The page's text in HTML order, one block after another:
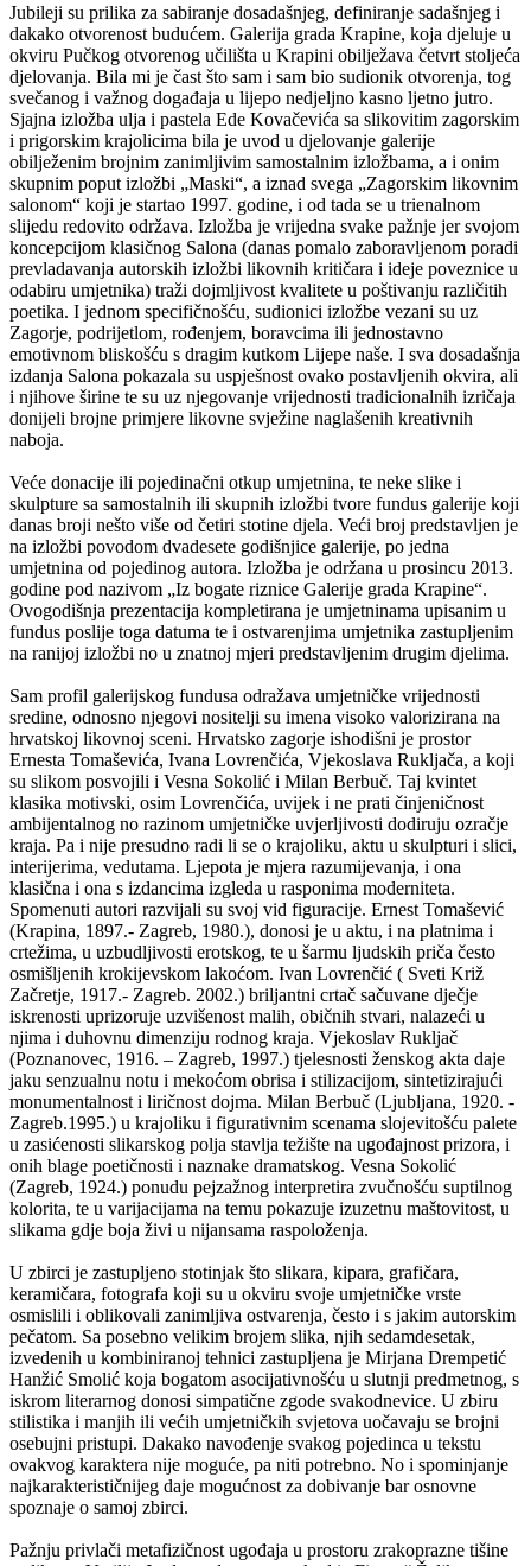
Jubileji su prilika za sabiranje dosadašnjeg, definiranje sadašnjeg i
dakako otvorenost budućem. Galerija grada Krapine, koja djeluje u
okviru Pučkog otvorenog učilišta u Krapini obilježava četvrt stoljeća
djelovanja. Bila mi je čast što sam i sam bio sudionik otvorenja, tog
svečanog i važnog događaja u lijepo nedjeljno kasno ljetno jutro.
Sjajna izložba ulja i pastela Ede Kovačevića sa slikovitim zagorskim
i prigorskim krajolicima bila je uvod u djelovanje galerije
obilježenim brojnim zanimljivim samostalnim izložbama, a i onim
skupnim poput izložbi „Maski“, a iznad svega „Zagorskim likovnim
salonom“ koji je startao 1997. godine, i od tada se u trienalnom
slijedu redovito održava. Izložba je vrijedna svake pažnje jer svojom
koncepcijom klasičnog Salona (danas pomalo zaboravljenom poradi
prevladavanja autorskih izložbi likovnih kritičara i ideje poveznice u
odabiru umjetnika) traži dojmljivost kvalitete u poštivanju različitih
poetika. I jednom specifičnošću, sudionici izložbe vezani su uz
Zagorje, podrijetlom, rođenjem, boravcima ili jednostavno
emotivnom bliskošću s dragim kutkom Lijepe naše. I sva dosadašnja
izdanja Salona pokazala su uspješnost ovako postavljenih okvira, ali
i njihove širine te su uz njegovanje vrijednosti tradicionalnih izričaja
donijeli brojne primjere likovne svježine naglašenih kreativnih
naboja.
Veće donacije ili pojedinačni otkup umjetnina, te neke slike i
skulpture sa samostalnih ili skupnih izložbi tvore fundus galerije koji
danas broji nešto više od četiri stotine djela. Veći broj predstavljen je
na izložbi povodom dvadesete godišnjice galerije, po jedna
umjetnina od pojedinog autora. Izložba je održana u prosincu 2013.
godine pod nazivom „Iz bogate riznice Galerije grada Krapine“.
Ovogodišnja prezentacija kompletirana je umjetninama upisanim u
fundus poslije toga datuma te i ostvarenjima umjetnika zastupljenim
na ranijoj izložbi no u znatnoj mjeri predstavljenim drugim djelima.
Sam profil galerijskog fundusa odražava umjetničke vrijednosti
sredine, odnosno njegovi nositelji su imena visoko valorizirana na
hrvatskoj likovnoj sceni. Hrvatsko zagorje ishodišni je prostor
Ernesta Tomaševića, Ivana Lovrenčića, Vjekoslava Rukljača, a koji
su slikom posvojili i Vesna Sokolić i Milan Berbuč. Taj kvintet
klasika motivski, osim Lovrenčića, uvijek i ne prati činjeničnost
ambijentalnog no razinom umjetničke uvjerljivosti dodiruju ozračje
kraja. Pa i nije presudno radi li se o krajoliku, aktu u skulpturi i slici,
interijerima, vedutama. Ljepota je mjera razumijevanja, i ona
klasična i ona s izdancima izgleda u rasponima moderniteta.
Spomenuti autori razvijali su svoj vid figuracije. Ernest Tomašević
(Krapina, 1897.- Zagreb, 1980.), donosi je u aktu, i na platnima i
crtežima, u uzbudljivosti erotskog, te u šarmu ljudskih priča često
osmišljenih krokijevskom lakoćom. Ivan Lovrenčić ( Sveti Križ
Začretje, 1917.- Zagreb. 2002.) briljantni crtač sačuvane dječje
iskrenosti uprizoruje uzvišenost malih, običnih stvari, nalazeći u
njima i duhovnu dimenziju rodnog kraja. Vjekoslav Rukljač
(Poznanovec, 1916. – Zagreb, 1997.) tjelesnosti ženskog akta daje
jaku senzualnu notu i mekoćom obrisa i stilizacijom, sintetizirajući
monumentalnost i liričnost dojma. Milan Berbuč (Ljubljana, 1920. -
Zagreb.1995.) u krajoliku i figurativnim scenama slojevitošću palete
u zasićenosti slikarskog polja stavlja težište na ugođajnost prizora, i
onih blage poetičnosti i naznake dramatskog. Vesna Sokolić
(Zagreb, 1924.) ponudu pejzažnog interpretira zvučnošću suptilnog
kolorita, te u varijacijama na temu pokazuje izuzetnu maštovitost, u
slikama gdje boja živi u nijansama raspoloženja.
U zbirci je zastupljeno stotinjak što slikara, kipara, grafičara,
keramičara, fotografa koji su u okviru svoje umjetničke vrste
osmislili i oblikovali zanimljiva ostvarenja, često i s jakim autorskim
pečatom. Sa posebno velikim brojem slika, njih sedamdesetak,
izvedenih u kombiniranoj tehnici zastupljena je Mirjana Drempetić
Hanžić Smolić koja bogatom asocijativnošću u slutnji predmetnog, s
iskrom literarnog donosi simpatične zgode svakodnevice. U zbiru
stilistika i manjih ili većih umjetničkih svjetova uočavaju se brojni
osebujni pristupi. Dakako navođenje svakog pojedinca u tekstu
ovakvog karaktera nije moguće, pa niti potrebno. No i spominjanje
najkarakterističnijeg daje mogućnost za dobivanje bar osnovne
spoznaje o samoj zbirci.
Pažnju privlači metafizičnost ugođaja u prostoru zrakoprazne tišine